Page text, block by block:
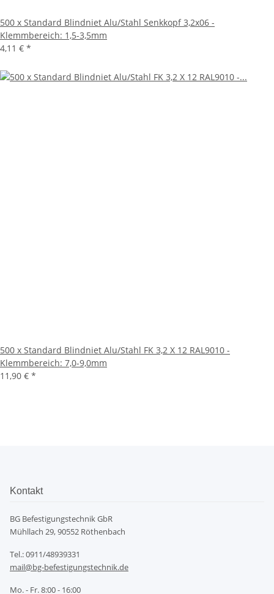
500 x Standard Blindniet Alu/Stahl Senkkopf 3,2x06 -
Klemmbereich: 1,5-3,5mm
4,11 € *
500 x Standard Blindniet Alu/Stahl FK 3,2 X 12 RAL9010 -
Klemmbereich: 7,0-9,0mm
11,90 € *
Kontakt
BG Befestigungstechnik GbR
Mühllach 29, 90552 Röthenbach
Tel.: 0911/48939331
mail@bg-befestigungstechnik.de
Mo. - Fr. 8:00 - 16:00